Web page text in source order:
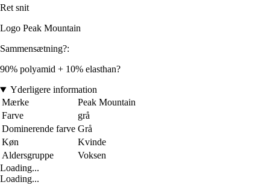
Ret snit
Logo Peak Mountain
Sammensætning?:
90% polyamid + 10% elasthan?
Yderligere information
Mærke
Peak Mountain
Farve
grå
Dominerende farve Grå
Køn
Kvinde
Aldersgruppe
Voksen
Loading...
Loading...